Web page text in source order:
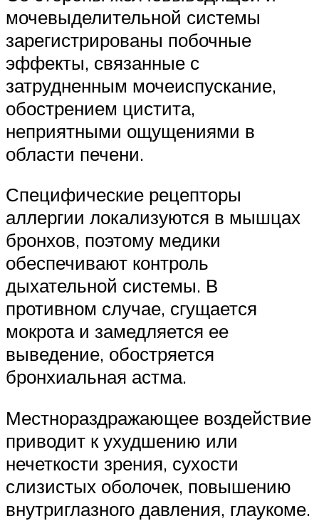
мочевыделительной системы
зарегистрированы побочные
эффекты, связанные с
затрудненным мочеиспускание,
обострением цистита,
неприятными ощущениями в
области печени.
Специфические рецепторы
аллергии локализуются в мышцах
бронхов, поэтому медики
обеспечивают контроль
дыхательной системы. В
противном случае, сгущается
мокрота и замедляется ее
выведение, обостряется
бронхиальная астма.
Местнораздражающее воздействие
приводит к ухудшению или
нечеткости зрения, сухости
слизистых оболочек, повышению
внутриглазного давления, глаукоме.